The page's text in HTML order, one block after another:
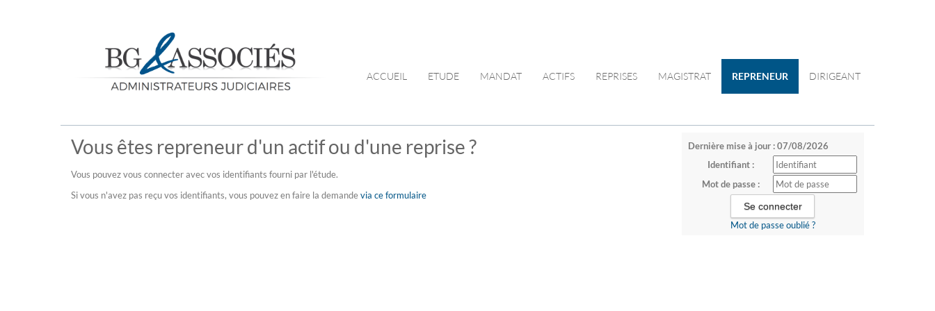
ACCUEIL ETUDE MANDAT ACTIFS REPRISES MAGISTRAT REPRENEUR DIRIGEANT
Dernière mise à jour : 07/08/2026
Identifiant :
Mot de passe :
Mot de passe oublié ?
Vous êtes repreneur d'un actif ou d'une reprise ?
Vous pouvez vous connecter avec vos identifiants fourni par l'étude.
Si vous n'avez pas reçu vos identifiants, vous pouvez en faire la demandevia ce formulaire